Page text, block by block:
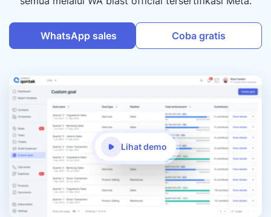
WhatsApp sales Coba gratis
Lihat demo